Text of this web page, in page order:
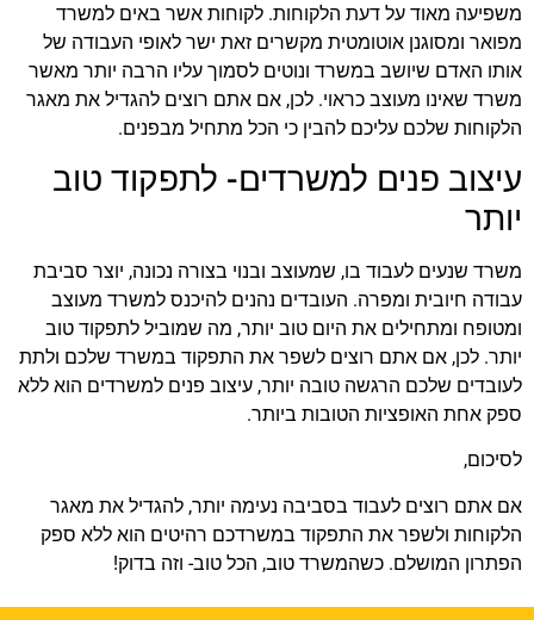
משפיעה מאוד על דעת הלקוחות. לקוחות אשר באים למשרד
מפואר ומסוגנן אוטומטית מקשרים זאת ישר לאופי העבודה של
אותו האדם שיושב במשרד ונוטים לסמוך עליו הרבה יותר מאשר
משרד שאינו מעוצב כראוי. לכן, אם אתם רוצים להגדיל את מאגר
הלקוחות שלכם עליכם להבין כי הכל מתחיל מבפנים.
עיצוב פנים למשרדים- לתפקוד טוב
יותר
משרד שנעים לעבוד בו, שמעוצב ובנוי בצורה נכונה, יוצר סביבת
עבודה חיובית ומפרה. העובדים נהנים להיכנס למשרד מעוצב
ומטופח ומתחילים את היום טוב יותר, מה שמוביל לתפקוד טוב
יותר. לכן, אם אתם רוצים לשפר את התפקוד במשרד שלכם ולתת
לעובדים שלכם הרגשה טובה יותר, עיצוב פנים למשרדים הוא ללא
ספק אחת האופציות הטובות ביותר.
לסיכום,
אם אתם רוצים לעבוד בסביבה נעימה יותר, להגדיל את מאגר
הלקוחות ולשפר את התפקוד במשרדכם רהיטים הוא ללא ספק
הפתרון המושלם. כשהמשרד טוב, הכל טוב- וזה בדוק!